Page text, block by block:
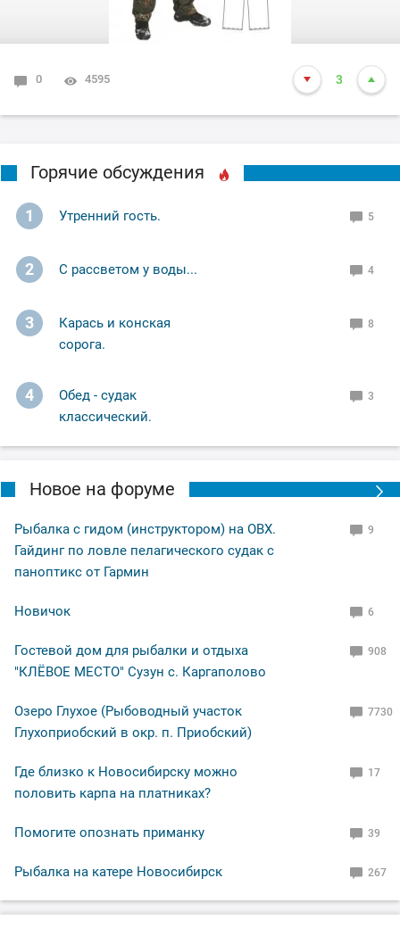
0 4595 3
Горячие обсуждения
1 Утренний гость. 5
2 С рассветом у воды... 4
3
Карась и конская
сорога.
8
4
Обед - судак
классический.
3
Новое на форуме
Рыбалка с гидом (инструктором) на ОВХ.
Гайдинг по ловле пелагического судак с
паноптикс от Гармин
9
Новичок 6
Гостевой дом для рыбалки и отдыха
"КЛЁВОЕ МЕСТО" Сузун с. Каргаполово
908
Озеро Глухое (Рыбоводный участок
Глухоприобский в окр. п. Приобский)
7730
Где близко к Новосибирску можно
половить карпа на платниках?
17
Помогите опознать приманку 39
Рыбалка на катере Новосибирск 267